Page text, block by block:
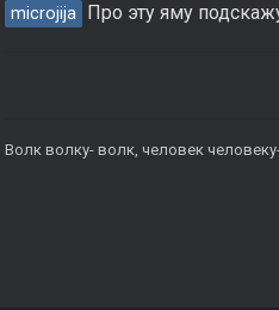
microjija Про эту яму
Волк волку- волк, человек